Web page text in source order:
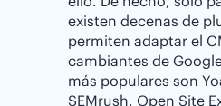
existen decenas de
permiten adaptar el
cambiantes de
más populares son
SEMrush, Open Site